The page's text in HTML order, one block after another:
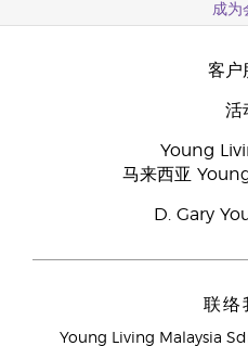
成为
客户
活
Young
马来西亚
D. Gary
联络
Young Living Malaysia